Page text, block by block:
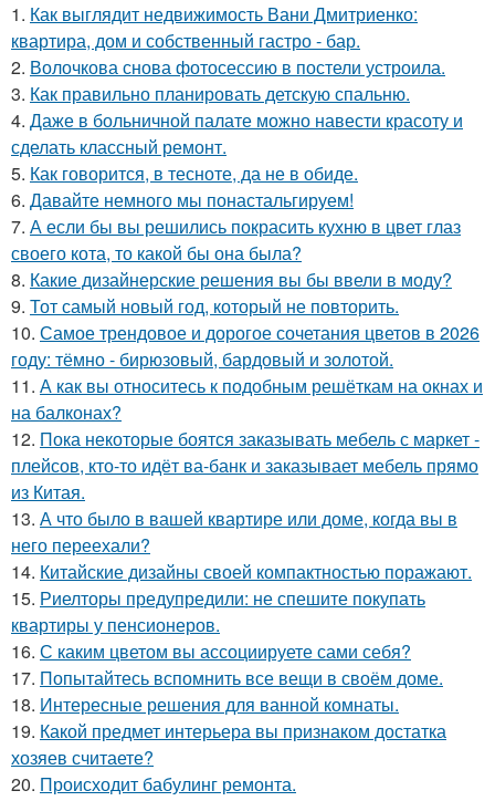
1. Как выглядит недвижимость Вани Дмитриенко:
квартира, дом и собственный гастро - бар.
2. Волочкова снова фотосессию в постели устроила.
3. Как правильно планировать детскую спальню.
4. Даже в больничной палате можно навести красоту и
сделать классный ремонт.
5. Как говорится, в тесноте, да не в обиде.
6. Давайте немного мы понастальгируем!
7. А если бы вы решились покрасить кухню в цвет глаз
своего кота, то какой бы она была?
8. Какие дизайнерские решения вы бы ввели в моду?
9. Тот самый новый год, который не повторить.
10. Самое трендовое и дорогое сочетания цветов в 2026
году: тёмно - бирюзовый, бардовый и золотой.
11. А как вы относитесь к подобным решёткам на окнах и
на балконах?
12. Пока некоторые боятся заказывать мебель с маркет -
плейсов, кто-то идёт ва-банк и заказывает мебель прямо
из Китая.
13. А что было в вашей квартире или доме, когда вы в
него переехали?
14. Китайские дизайны своей компактностью поражают.
15. Риелторы предупредили: не спешите покупать
квартиры у пенсионеров.
16. С каким цветом вы ассоциируете сами себя?
17. Попытайтесь вспомнить все вещи в своём доме.
18. Интересные решения для ванной комнаты.
19. Какой предмет интерьера вы признаком достатка
хозяев считаете?
20. Происходит бабулинг ремонта.